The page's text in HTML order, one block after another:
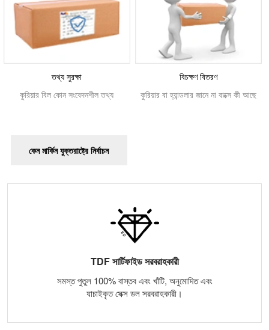
তথ্য সুরক্ষা
কুরিয়ার বিল কোন সংবেদনশীল তথ্য
বিচক্ষণ বিতরণ
কুরিয়ার বা হ্যান্ডলার জানে না বাক্সে কী আছে
কেন মার্কিন যুক্তরাষ্ট্রে নির্বাচন
TDF সার্টিফাইড সরবরাহকারী
সমস্ত পুতুল 100% বাস্তব এবং খাঁটি, অনুমোদিত এবং
যাচাইকৃত সেক্স ডল সরবরাহকারী।